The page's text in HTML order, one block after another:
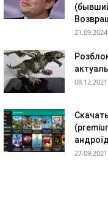
21.09.2024
08.12.2021
андроїд
27.09.2021